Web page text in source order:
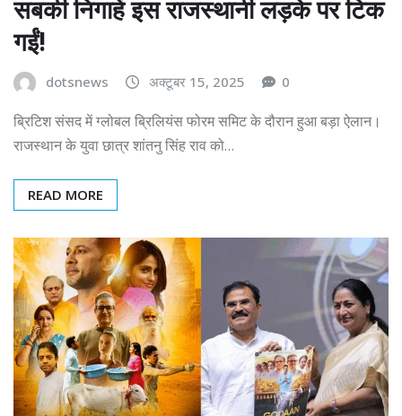
सबकी निगाहें इस राजस्थानी लड़के पर टिक
गईं!
dotsnews अक्टूबर 15, 2025 0
ब्रिटिश संसद में ग्लोबल ब्रिलियंस फोरम समिट के दौरान हुआ बड़ा ऐलान।
राजस्थान के युवा छात्र शांतनु सिंह राव को…
READ MORE